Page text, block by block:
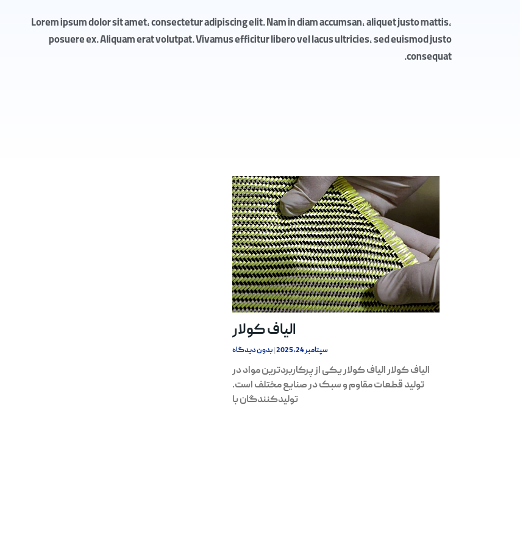
Lorem ipsum dolor sit amet, consectetur adipiscing elit. Nam in diam accumsan, aliquet justo mattis,
posuere ex. Aliquam erat volutpat. Vivamus efficitur libero vel lacus ultricies, sed euismod justo
consequat.
الیاف کولار
سپتامبر 24, 2025 بدون دیدگاه
الیاف کولار الیاف کولار یکی از پرکاربردترین مواد در
تولید قطعات مقاوم و سبک در صنایع مختلف است.
تولیدکنندگان با